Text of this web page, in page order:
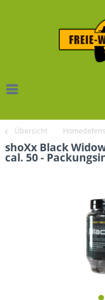
Übersicht
shoXx Black
cal. 50 -